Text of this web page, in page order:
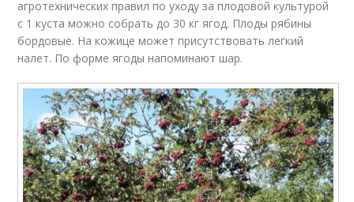
агротехнических правил по уходу за плодовой культурой
с 1 куста можно собрать до 30 кг ягод. Плоды рябины
бордовые. На кожице может присутствовать легкий
налет. По форме ягоды напоминают шар.